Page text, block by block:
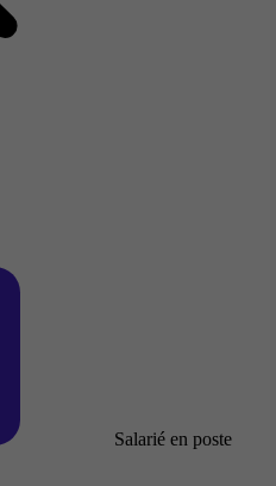
Salarié en poste